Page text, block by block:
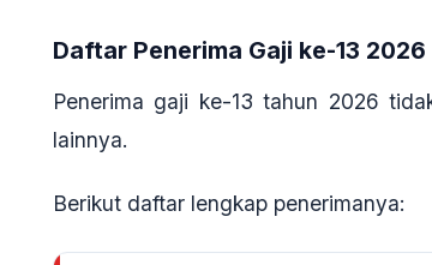
Daftar Penerima Gaji ke-13 2026
Penerima gaji ke-13 tahun 2026
lainnya.
Berikut daftar lengkap penerimanya: